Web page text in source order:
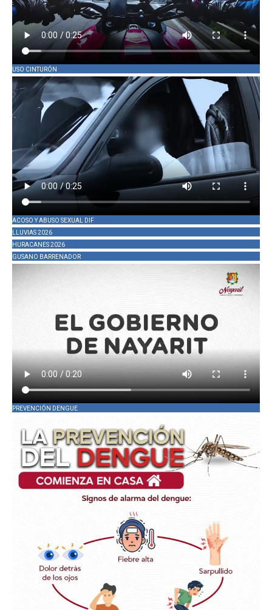
USO CINTURÓN
ACOSO Y ABUSO SEXUAL DIF
LLUVIAS 2026
HURACANES 2026
GUSANO BARRENADOR
PREVENCIÓN DENGUE